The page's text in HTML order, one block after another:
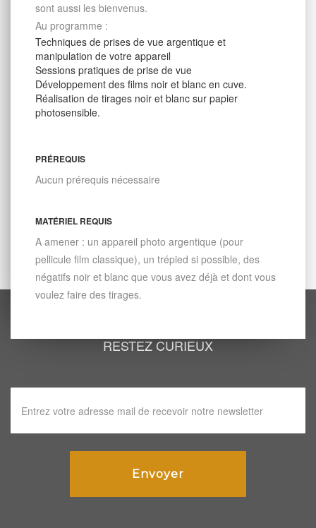
sont aussi les bienvenus.
Au programme :
Techniques de prises de vue argentique et
manipulation de votre appareil
Sessions pratiques de prise de vue
Développement des films noir et blanc en cuve.
Réalisation de tirages noir et blanc sur papier
photosensible.
PRÉREQUIS
Aucun prérequis nécessaire
MATÉRIEL REQUIS
A amener : un appareil photo argentique (pour
pellicule film classique), un trépied si possible, des
négatifs noir et blanc que vous avez déjà et dont vous
voulez faire des tirages.
RESTEZ CURIEUX